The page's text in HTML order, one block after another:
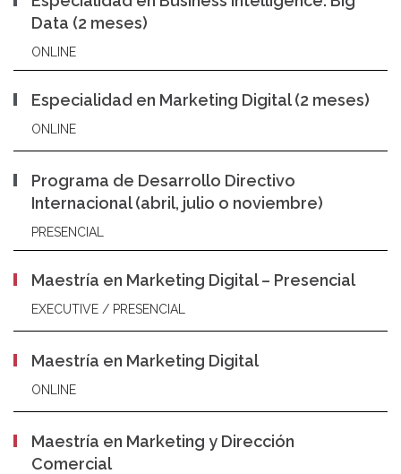
Data (2 meses)
ONLINE
Especialidad en Marketing Digital (2 meses)
ONLINE
Programa de Desarrollo Directivo
Internacional (abril, julio o noviembre)
PRESENCIAL
Maestría en Marketing Digital – Presencial
EXECUTIVE / PRESENCIAL
Maestría en Marketing Digital
ONLINE
Maestría en Marketing y Dirección
Comercial